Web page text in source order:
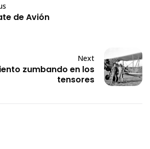
de Avión
Next
zumbando en los
tensores